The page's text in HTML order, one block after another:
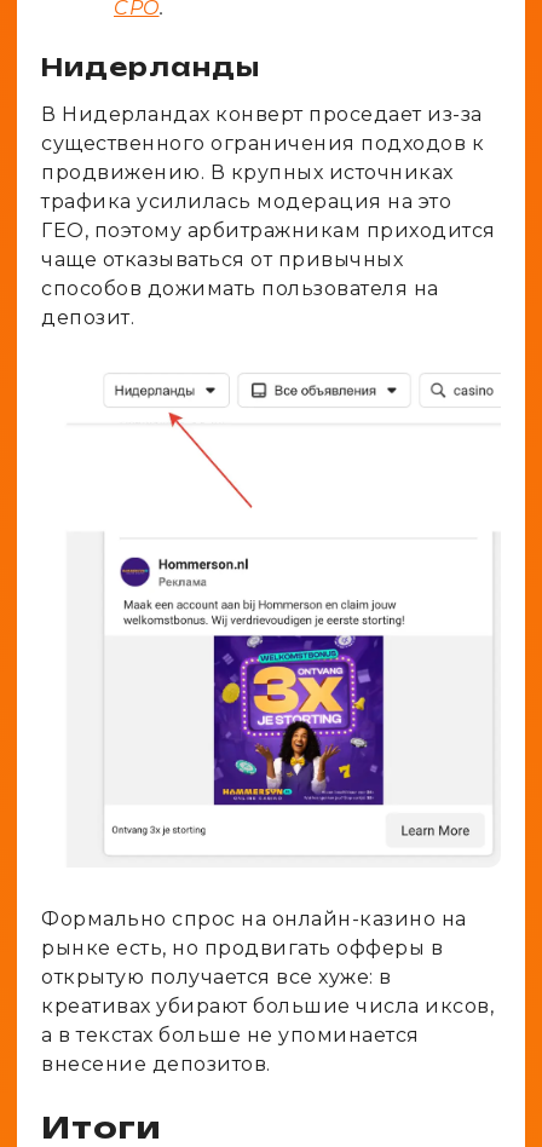
CPO.
Нидерланды
В Нидерландах конверт проседает из-за
существенного ограничения подходов к
продвижению. В крупных источниках
трафика усилилась модерация на это
ГЕО, поэтому арбитражникам приходится
чаще отказываться от привычных
способов дожимать пользователя на
депозит.
Формально спрос на онлайн-казино на
рынке есть, но продвигать офферы в
открытую получается все хуже: в
креативах убирают большие числа иксов,
а в текстах больше не упоминается
внесение депозитов.
Итоги